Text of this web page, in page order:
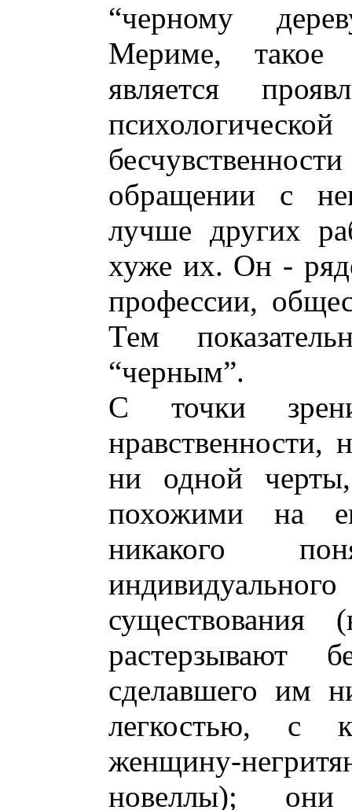
“черному
Мериме, такое
является
обращении с
лучше других
хуже их. Он -
профессии,
Тем
“черным”.
С точки
ни одной
похожими на
никакого
существования
растерзывают
сделавшего им
легкостью, с
женщину-
новеллы);